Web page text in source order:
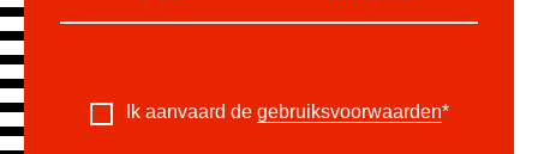
Ik aanvaard de gebruiksvoorwaarden*